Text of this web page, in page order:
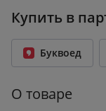
Возрастное
Количество
Переплет: Мягкий
Вес: 0.06 кг
Купить в
Буквоед
О товаре